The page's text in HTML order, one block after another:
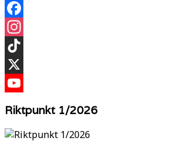
Facebook
Instagram
TikTok
X
Riktpunkt 1/2026